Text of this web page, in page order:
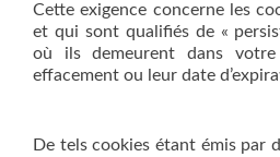
Cette exigence concerne les
et qui sont qualifiés de «
où ils demeurent dans votre
effacement ou leur date
De tels cookies étant émis par